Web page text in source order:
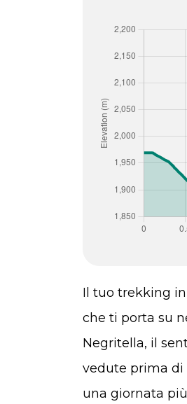
Il tuo trekking
che ti porta su
Negritella, il
vedute prima di
una giornata